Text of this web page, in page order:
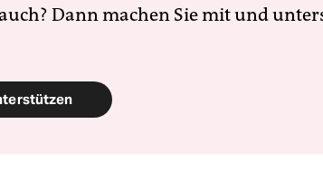
Dann machen Sie mit und